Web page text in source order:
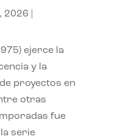
2026
ejerce la
y la
proyectos en
otras
fue
serie